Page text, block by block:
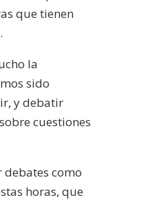
que tienen
la
sido
y debatir
cuestiones
debates como
horas, que